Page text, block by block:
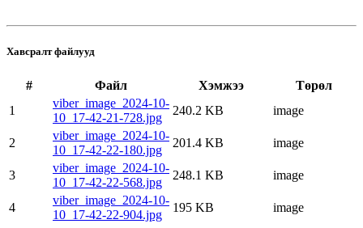
Хавсралт файлууд
# Файл Хэмжээ
Төрөл
1
viber_image_2024-10-
10_17-42-21-728.jpg
240.2 KB image
2
viber_image_2024-10-
10_17-42-22-180.jpg
201.4 KB image
3
viber_image_2024-10-
10_17-42-22-568.jpg
248.1 KB image
4
viber_image_2024-10-
10_17-42-22-904.jpg
195 KB image